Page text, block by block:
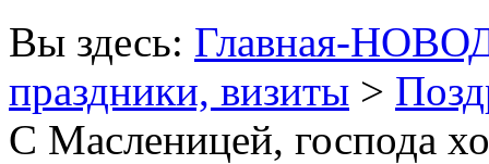
Вы здесь: Главная-
праздники, визиты >
С Масленицей, господа